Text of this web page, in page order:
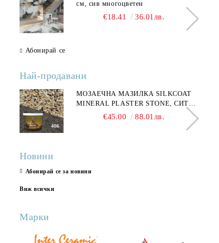
см, сив многоцветен
€18.41 36.01лв.
Абонирай се
Най-продавани
МОЗАЕЧНА МАЗИЛКА SILKCOAT
MINERAL PLASTER STONE, СИТЕН
КАМЪК 406 25КГ
€45.00 88.01лв.
Новини
Абонирай се за новини
Виж всички
Марки